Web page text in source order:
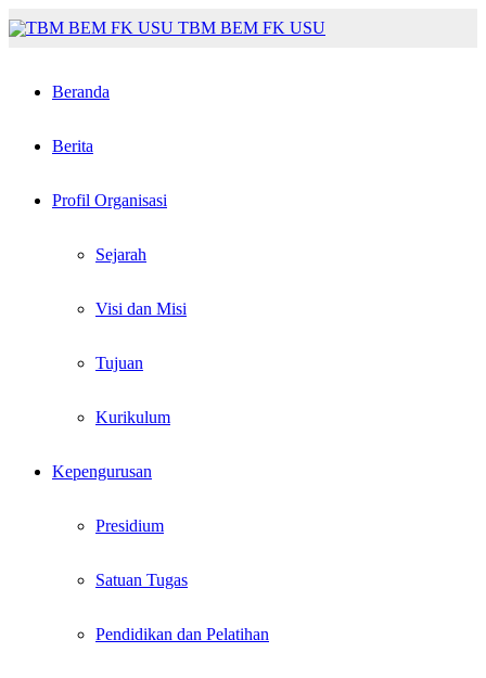
TBM BEM FK USU
Beranda
Berita
Profil Organisasi
Sejarah
Visi dan Misi
Tujuan
Kurikulum
Kepengurusan
Presidium
Satuan Tugas
Pendidikan dan Pelatihan